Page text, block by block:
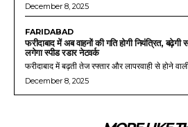
December 8, 2025
FARIDABAD
फरीदाबाद में अब वाहनों की गति होगी नियंत्रित,
लगेगा स्पीड रडार नेटवर्क
फरीदाबाद में बढ़ती तेज रफ्तार और लापरवाही से होने
December 8, 2025